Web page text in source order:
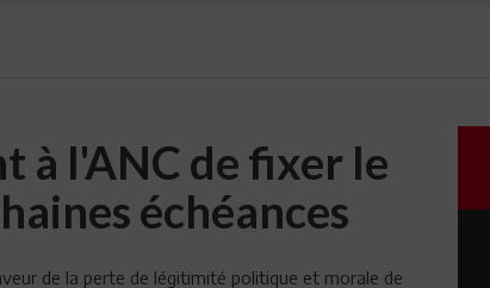
à l'ANC de fixer le
échéances
de la perte de légitimité politique et morale de